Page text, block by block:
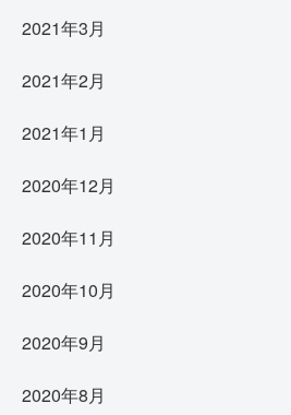
2021年3月
2021年2月
2021年1月
2020年12月
2020年11月
2020年10月
2020年9月
2020年8月